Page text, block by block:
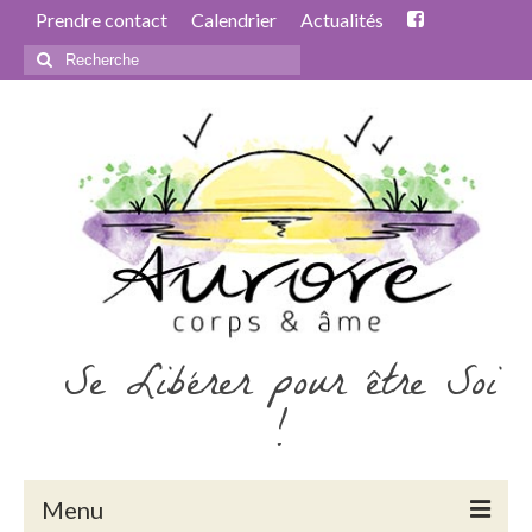
Prendre contact Calendrier Actualités
Rechercher
:
Se Libérer pour être Soi
!
Menu